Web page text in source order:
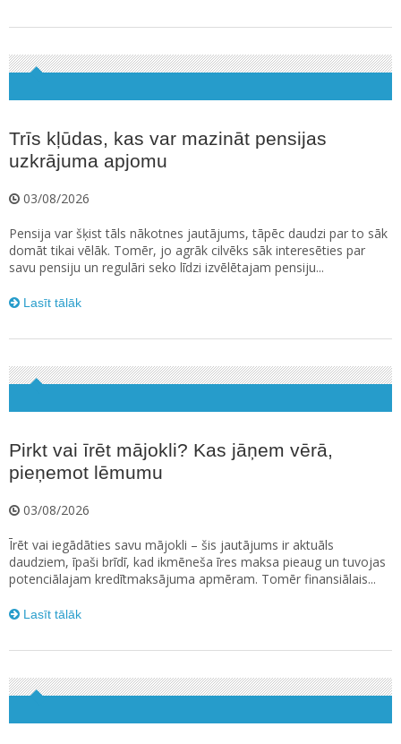
Trīs kļūdas, kas var mazināt pensijas
uzkrājuma apjomu
03/08/2026
Pensija var šķist tāls nākotnes jautājums, tāpēc daudzi par to sāk
domāt tikai vēlāk. Tomēr, jo agrāk cilvēks sāk interesēties par
savu pensiju un regulāri seko līdzi izvēlētajam pensiju...
Lasīt tālāk
Pirkt vai īrēt mājokli? Kas jāņem vērā,
pieņemot lēmumu
03/08/2026
Īrēt vai iegādāties savu mājokli – šis jautājums ir aktuāls
daudziem, īpaši brīdī, kad ikmēneša īres maksa pieaug un tuvojas
potenciālajam kredītmaksājuma apmēram. Tomēr finansiālais...
Lasīt tālāk